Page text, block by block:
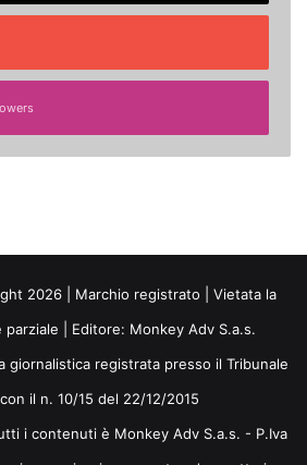
2026 | Marchio registrato | Vietata la
parziale | Editore: Monkey Adv S.a.s.
giornalistica registrata presso il Tribunale
il n. 10/15 del 22/12/2015
i contenuti è Monkey Adv S.a.s. - P.Iva